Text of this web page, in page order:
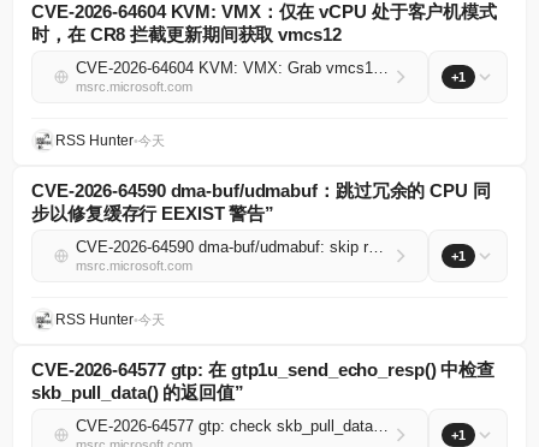
CVE-2026-64604 KVM: VMX：仅在 vCPU 处于客户机模式
时，在 CR8 拦截更新期间获取 vmcs12
CVE-2026-64604 KVM: VMX: Grab vmcs12 on CR8 interception update iff vCPU is in guest mode
msrc.microsoft.com
+1
RSS Hunter•今天
CVE-2026-64590 dma-buf/udmabuf：跳过冗余的 CPU 同
步以修复缓存行 EEXIST 警告”
CVE-2026-64590 dma-buf/udmabuf: skip redundant cpu sync to fix cacheline EEXIST warning
msrc.microsoft.com
+1
RSS Hunter•今天
CVE-2026-64577 gtp: 在 gtp1u_send_echo_resp() 中检查
skb_pull_data() 的返回值”
CVE-2026-64577 gtp: check skb_pull_data() return in gtp1u_send_echo_resp() +1